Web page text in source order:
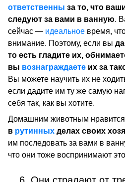
ответственны за то, что
следуют за вами в ванную.
сейчас — идеальное время,
внимание. Поэтому, если вы
то есть гладите их,
вы вознаграждаете их за
Вы можете научить их не
если дадите им ту же самую
себя так, как вы хотите.
Домашним животным нравится
в рутинных делах своих
им последовать за вами в
что они тоже воспринимают это